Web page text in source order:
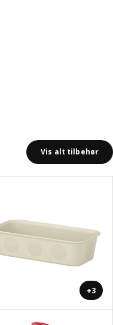
Vis alt tilbehør
+3